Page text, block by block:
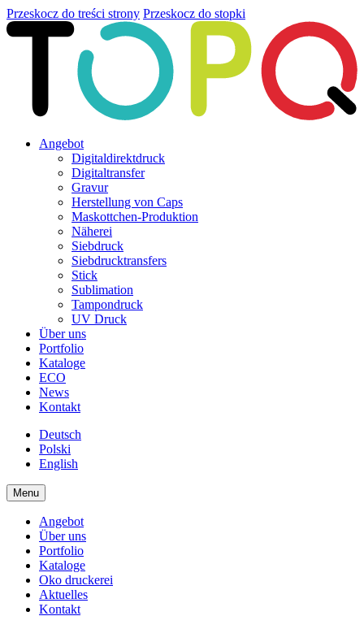
Przeskocz do treści strony Przeskocz do stopki
Angebot
Digitaldirektdruck
Digitaltransfer
Gravur
Herstellung von Caps
Maskottchen-Produktion
Näherei
Siebdruck
Siebdrucktransfers
Stick
Sublimation
Tampondruck
UV Druck
Über uns
Portfolio
Kataloge
ECO
News
Kontakt
Deutsch
Polski
English
Menu
Angebot
Über uns
Portfolio
Kataloge
Oko druckerei
Aktuelles
Kontakt